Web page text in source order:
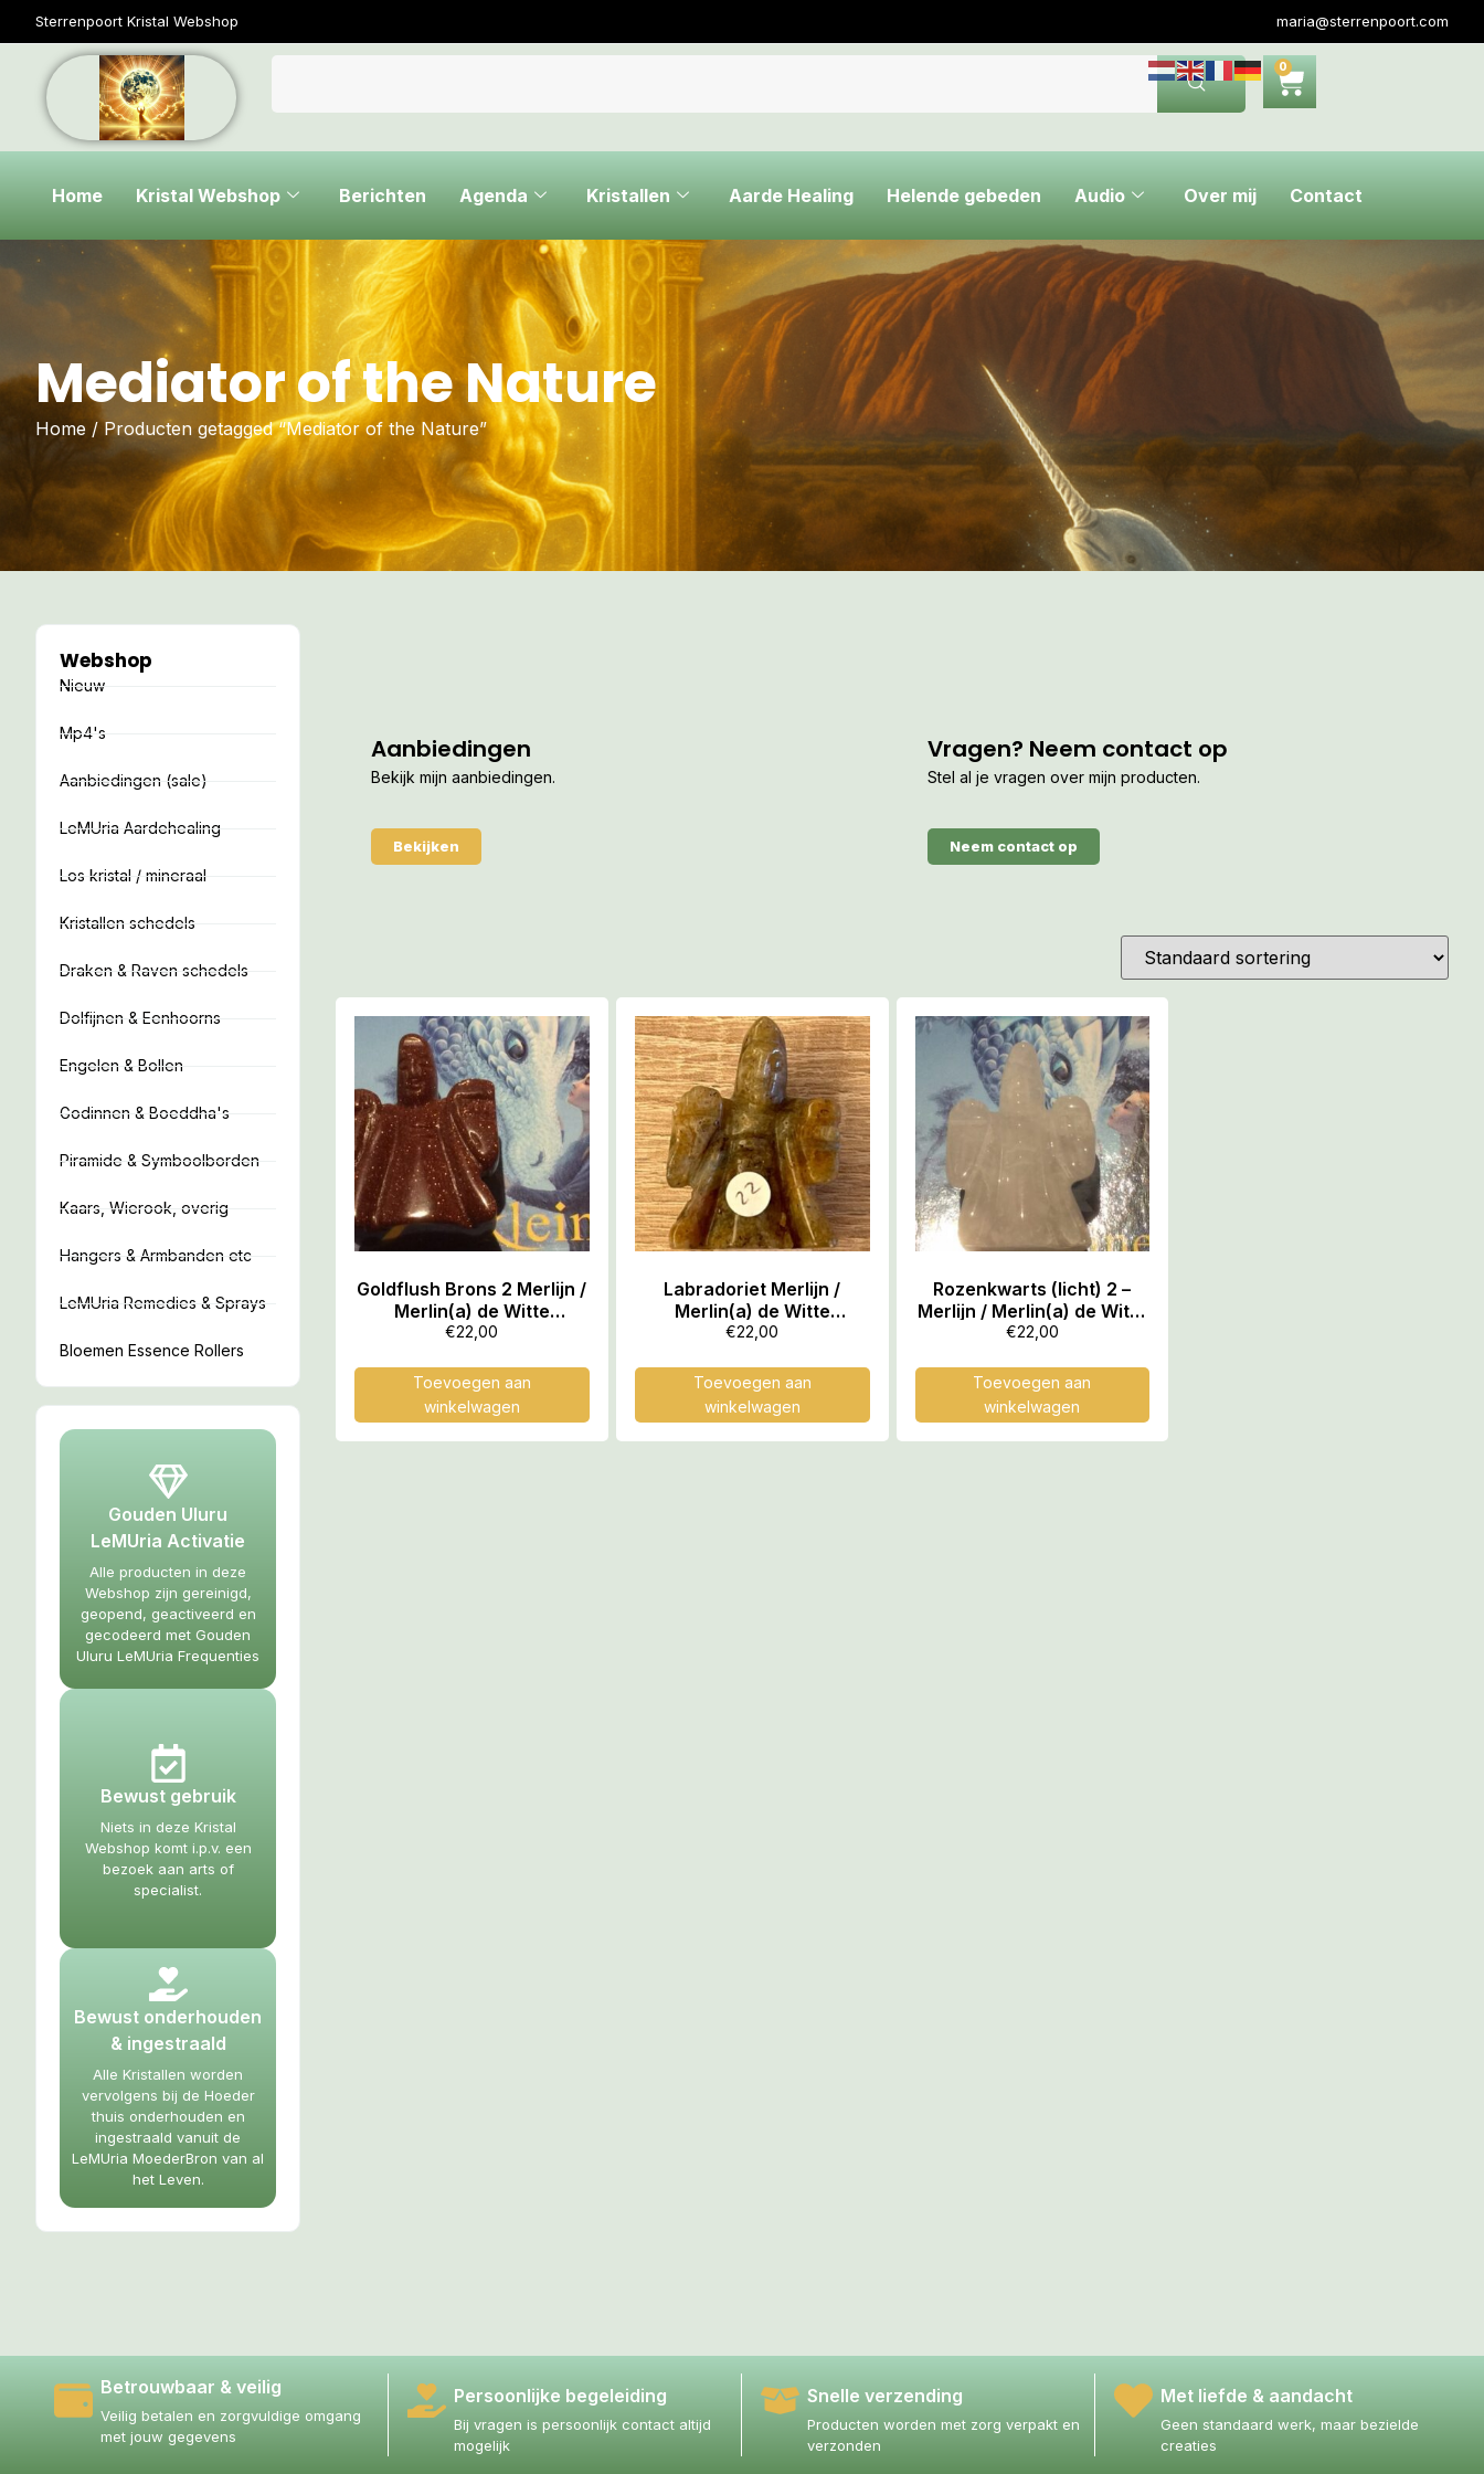
Sterrenpoort Kristal Webshop maria@sterrenpoort.com
0
Home Kristal Webshop Berichten Agenda Kristallen Aarde Healing Helende gebeden Audio Over mij Contact
Mediator of the Nature
Home / Producten getagged “Mediator of the Nature”
Webshop
Nieuw
Mp4's
Aanbiedingen (sale)
LeMUria Aardehealing
Los kristal / mineraal
Kristallen schedels
Draken & Raven schedels
Dolfijnen & Eenhoorns
Engelen & Bollen
Godinnen & Boeddha's
Piramide & Symboolborden
Kaars, Wierook, overig
Hangers & Armbanden etc
LeMUria Remedies & Sprays
Bloemen Essence Rollers
Gouden Uluru
LeMUria Activatie
Alle producten in deze
Webshop zijn gereinigd,
geopend, geactiveerd en
gecodeerd met Gouden
Uluru LeMUria Frequenties
Bewust gebruik
Niets in deze Kristal
Webshop komt i.p.v. een
bezoek aan arts of
specialist.
Bewust onderhouden
& ingestraald
Alle Kristallen worden
vervolgens bij de Hoeder
thuis onderhouden en
ingestraald vanuit de
LeMUria MoederBron van al
het Leven.
Aanbiedingen
Bekijk mijn aanbiedingen.
Bekijken
Vragen? Neem contact op
Stel al je vragen over mijn producten.
Neem contact op
Goldflush Brons 2 Merlijn /
Merlin(a) de Witte
Tovenaar: 2x3x4 cm
€22,00
Toevoegen aan
winkelwagen
Labradoriet Merlijn /
Merlin(a) de Witte
Tovenaar: 2x3x4 cm
€22,00
Toevoegen aan
winkelwagen
Rozenkwarts (licht) 2 –
Merlijn / Merlin(a) de Witte
Tovenaar: 2x3x4 cm
€22,00
Toevoegen aan
winkelwagen
Betrouwbaar & veilig
Veilig betalen en zorgvuldige omgang
met jouw gegevens
Persoonlijke begeleiding
Bij vragen is persoonlijk contact altijd
mogelijk
Snelle verzending
Producten worden met zorg verpakt en
verzonden
Met liefde & aandacht
Geen standaard werk, maar bezielde
creaties